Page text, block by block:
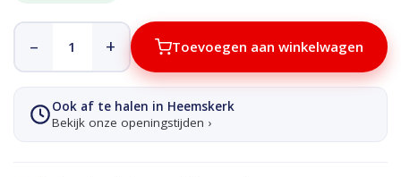
– + Toevoegen aan winkelwagen
Ook af te halen in Heemskerk
Bekijk onze openingstijden ›